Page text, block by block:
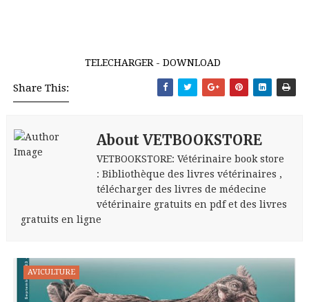
TELECHARGER - DOWNLOAD
Share This:
About VETBOOKSTORE
VETBOOKSTORE: Vétérinaire book store
: Bibliothèque des livres vétérinaires ,
télécharger des livres de médecine
vétérinaire gratuits en pdf et des livres
gratuits en ligne
AVICULTURE